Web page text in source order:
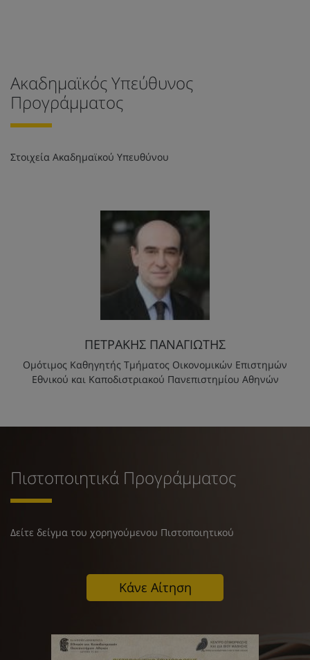
Ακαδημαϊκός Υπεύθυνος
Προγράμματος
Στοιχεία Ακαδημαϊκού Υπευθύνου
ΠΕΤΡΑΚΗΣ ΠΑΝΑΓΙΩΤΗΣ
Ομότιμος Καθηγητής Τμήματος Οικονομικών Επιστημών
Εθνικού και Καποδιστριακού Πανεπιστημίου Αθηνών
Πιστοποιητικά Προγράμματος
Δείτε δείγμα του χορηγούμενου Πιστοποιητικού
Κάνε Αίτηση